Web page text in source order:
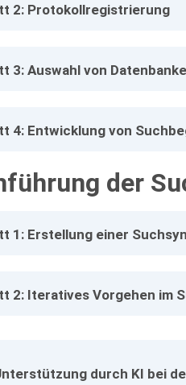
2: Protokollregistrierung
3: Auswahl von
4: Entwicklung von
der
1: Erstellung einer
2: Iteratives Vorgehen im
durch KI bei